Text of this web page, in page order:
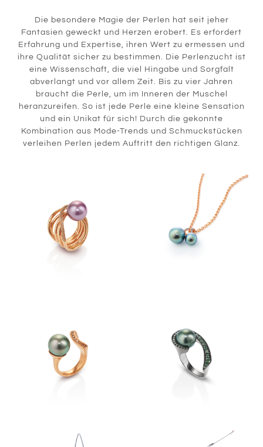
Die besondere Magie der Perlen hat seit jeher
Fantasien geweckt und Herzen erobert. Es erfordert
Erfahrung und Expertise, ihren Wert zu ermessen und
ihre Qualität sicher zu bestimmen. Die Perlenzucht ist
eine Wissenschaft, die viel Hingabe und Sorgfalt
abverlangt und vor allem Zeit. Bis zu vier Jahren
braucht die Perle, um im Inneren der Muschel
heranzureifen. So ist jede Perle eine kleine Sensation
und ein Unikat für sich! Durch die gekonnte
Kombination aus Mode-Trends und Schmuckstücken
verleihen Perlen jedem Auftritt den richtigen Glanz.